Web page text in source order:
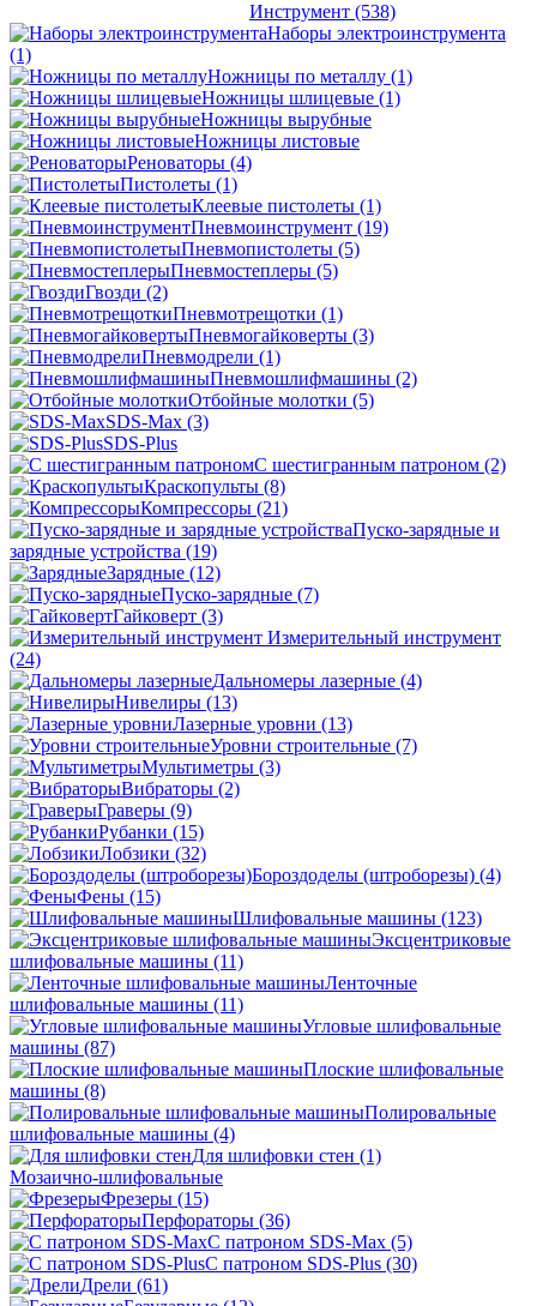
Инструмент (538)
Наборы электроинструмента
(1)
Ножницы по металлу (1)
Ножницы шлицевые (1)
Ножницы вырубные
Ножницы листовые
Реноваторы (4)
Пистолеты (1)
Клеевые пистолеты (1)
Пневмоинструмент (19)
Пневмопистолеты (5)
Пневмостеплеры (5)
Гвозди (2)
Пневмотрещотки (1)
Пневмогайковерты (3)
Пневмодрели (1)
Пневмошлифмашины (2)
Отбойные молотки (5)
SDS-Max (3)
SDS-Plus
C шестигранным патроном (2)
Краскопульты (8)
Компрессоры (21)
Пуско-зарядные и
зарядные устройства (19)
Зарядные (12)
Пуско-зарядные (7)
Гайковерт (3)
Измерительный инструмент
(24)
Дальномеры лазерные (4)
Нивелиры (13)
Лазерные уровни (13)
Уровни строительные (7)
Мультиметры (3)
Вибраторы (2)
Граверы (9)
Рубанки (15)
Лобзики (32)
Бороздоделы (штроборезы) (4)
Фены (15)
Шлифовальные машины (123)
Эксцентриковые
шлифовальные машины (11)
Ленточные
шлифовальные машины (11)
Угловые шлифовальные
машины (87)
Плоские шлифовальные
машины (8)
Полировальные
шлифовальные машины (4)
Для шлифовки стен (1)
Мозаично-шлифовальные
Фрезеры (15)
Перфораторы (36)
С патроном SDS-Max (5)
С патроном SDS-Plus (30)
Дрели (61)